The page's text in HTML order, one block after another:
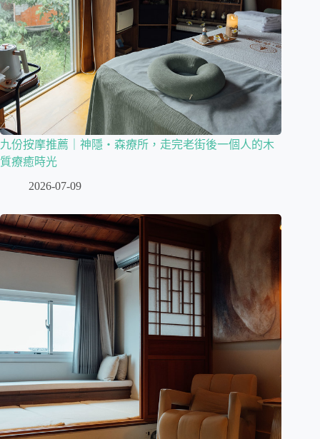
九份按摩推薦｜神隱・森療所，走完老街後一個人的木
質療癒時光
2026-07-09